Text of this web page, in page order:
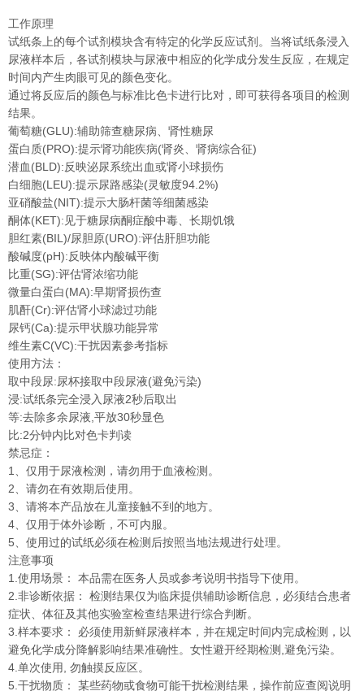
工作原理
试纸条上的每个试剂模块含有特定的化学反应试剂。当将试纸条浸入
尿液样本后，各试剂模块与尿液中相应的化学成分发生反应，在规定
时间内产生肉眼可见的颜色变化。
通过将反应后的颜色与标准比色卡进行比对，即可获得各项目的检测
结果。
葡萄糖(GLU):辅助筛查糖尿病、肾性糖尿
蛋白质(PRO):提示肾功能疾病(肾炎、肾病综合征)
潜血(BLD):反映泌尿系统出血或肾小球损伤
白细胞(LEU):提示尿路感染(灵敏度94.2%)
亚硝酸盐(NIT):提示大肠杆菌等细菌感染
酮体(KET):见于糖尿病酮症酸中毒、长期饥饿
胆红素(BIL)/尿胆原(URO):评估肝胆功能
酸碱度(pH):反映体内酸碱平衡
比重(SG):评估肾浓缩功能
微量白蛋白(MA):早期肾损伤查
肌酐(Cr):评估肾小球滤过功能
尿钙(Ca):提示甲状腺功能异常
维生素C(VC):干扰因素参考指标
使用方法：
取中段尿:尿杯接取中段尿液(避免污染)
浸:试纸条完全浸入尿液2秒后取出
等:去除多余尿液,平放30秒显色
比:2分钟内比对色卡判读
禁忌症：
1、仅用于尿液检测，请勿用于血液检测。
2、请勿在有效期后使用。
3、请将本产品放在儿童接触不到的地方。
4、仅用于体外诊断，不可内服。
5、使用过的试纸必须在检测后按照当地法规进行处理。
注意事项
1.使用场景： 本品需在医务人员或参考说明书指导下使用。
2.非诊断依据： 检测结果仅为临床提供辅助诊断信息，必须结合患者
症状、体征及其他实验室检查结果进行综合判断。
3.样本要求： 必须使用新鲜尿液样本，并在规定时间内完成检测，以
避免化学成分降解影响结果准确性。女性避开经期检测,避免污染。
4.单次使用, 勿触摸反应区。
5.干扰物质： 某些药物或食物可能干扰检测结果，操作前应查阅说明